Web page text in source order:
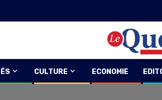
CULTURE ECONOMIE